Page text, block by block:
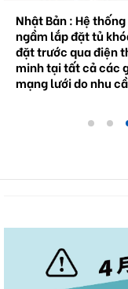
Nhật Bản : Hệ
ngầm lắp đặt tủ
đặt trước qua điện
minh tại tất cả các
mạng lưới do nhu